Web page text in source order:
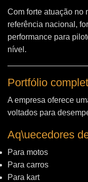
Com forte atuação no
referência nacional,
performance para
nível.
Portfólio
A empresa oferece
voltados para
Aq\uecedores
Para motos
Para carros
Para kart